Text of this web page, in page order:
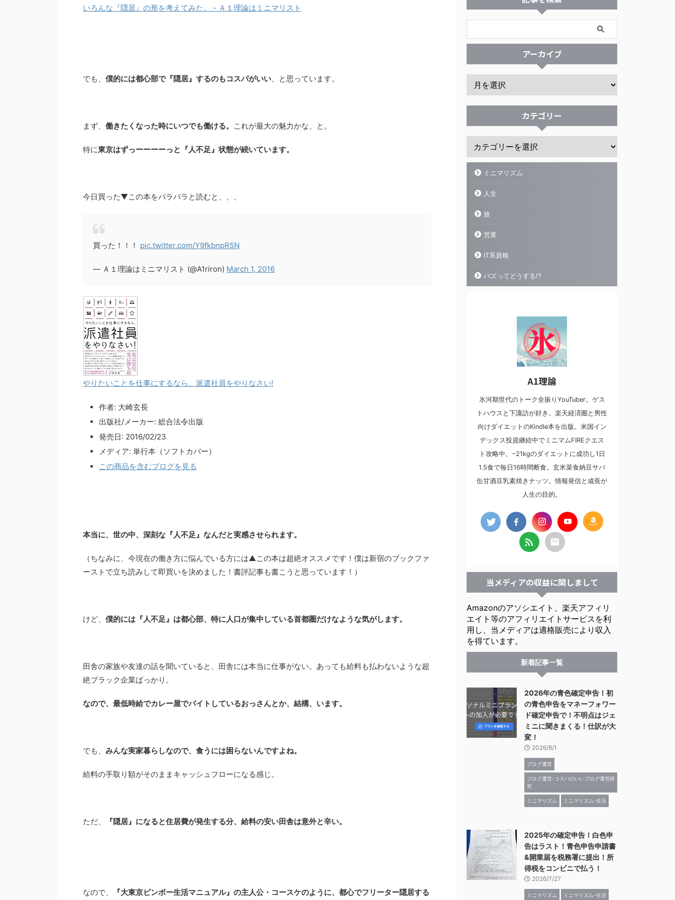
いろんな『隠居』の形を考えてみた。 - Ａ１理論はミニマリスト
でも、 僕的には都心部で『隠居』するのもコスパがいい、と思っています。
まず、 働きたくなった時にいつでも働ける。 これが最大の魅力かな、と。
特に東京はずっーーーーっと『人不足』状態が続いています。
今日買った▼この本をパラパラと読むと、、、
買った！！！ pic.twitter.com/Y9fkbnpR5N
— Ａ１理論はミニマリスト (@A1riron) March 1, 2016
やりたいことを仕事にするなら、派遣社員をやりなさい!
作者: 大崎玄長
出版社/メーカー: 総合法令出版
発売日: 2016/02/23
メディア: 単行本（ソフトカバー）
この商品を含むブログを見る
本当に、世の中、深刻な『人不足』なんだと実感させられます。
（ちなみに、今現在の働き方に悩んでいる方には▲この本は超絶オススメです！僕は新宿のブックファ
ーストで立ち読みして即買いを決めました！書評記事も書こうと思っています！）
けど、 僕的には『人不足』は都心部、特に人口が集中している首都圏だけなような気がします。
田舎の家族や友達の話を聞いていると、田舎には本当に仕事がない。あっても給料も払わないような超
絶ブラック企業ばっかり。
なので、最低時給でカレー屋でバイトしているおっさんとか、結構、います。
でも、 みんな実家暮らしなので、食うには困らないんですよね。
給料の手取り額がそのままキャッシュフローになる感じ。
ただ、 『隠居』になると住居費が発生する分、給料の安い田舎は意外と辛い。
なので、
『大東京ビンボー生活マニュアル』の主人公・コースケのように、都心でフリーター隠居する
アーカイブ
カテゴリー
ミニマリズム
人生
旅
営業
IT系資格
バズってどうする!?
A1理論
氷河期世代のトーク全振りYouTuber。ゲス
トハウスと下諏訪が好き。楽天経済圏と男性
向けダイエットのKindle本を出版。米国イン
デックス投資継続中でミニマムFIREクエス
ト攻略中。−21kgのダイエットに成功し1日
1.5食で毎日16時間断食。玄米菜食納豆サバ
缶甘酒豆乳素焼きナッツ。情報発信と成長が
人生の目的。
当メディアの収益に関しまして
Amazonのアソシエイト、楽天アフィリ
エイト等のアフィリエイトサービスを利
用し、当メディアは適格販売により収入
を得ています。
新着記事一覧
2026年の青色確定申告！初
の青色申告をマネーフォワー
ド確定申告で！不明点はジェ
ミニに聞きまくる！仕訳が大
変！
2026/8/1
ブログ運営
ブログ運営-コスパのいいブログ運営研
究
ミニマリズム ミニマリズム-生活
2025年の確定申告！白色申
告はラスト！青色申告申請書
&開業届を税務署に提出！所
得税をコンビニで払う！
2026/7/27
ミニマリズム ミニマリズム-生活